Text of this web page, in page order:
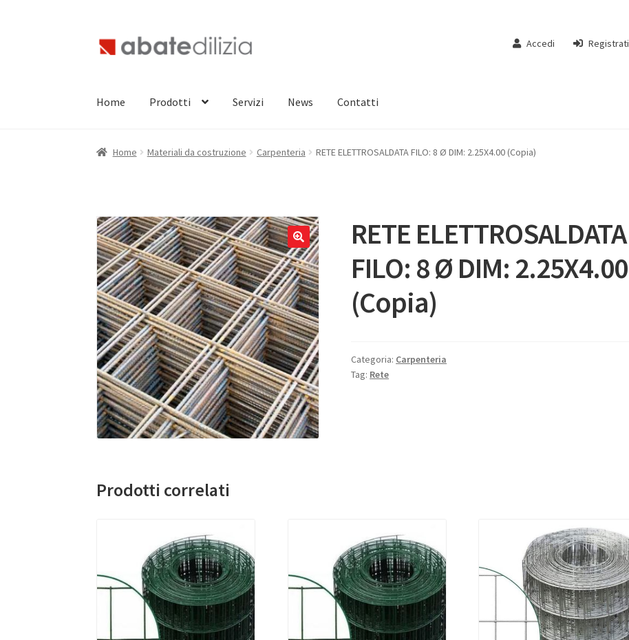
Vai
alla
Vai
al
Accedi Registrati
Home Prodotti Servizi News Contatti
Home Materiali da costruzione Carpenteria RETE ELETTROSALDATA FILO: 8 Ø DIM: 2.25X4.00 (Copia)
RETE ELETTROSALDATA
FILO: 8 Ø DIM: 2.25X4.00
(Copia)
Categoria: Carpenteria
Tag: Rete
Prodotti correlati